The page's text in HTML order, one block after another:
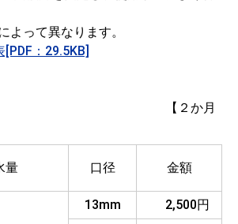
って異なります。
：29.5KB]
【２か月
量 口径 金額
13mm
2,500円